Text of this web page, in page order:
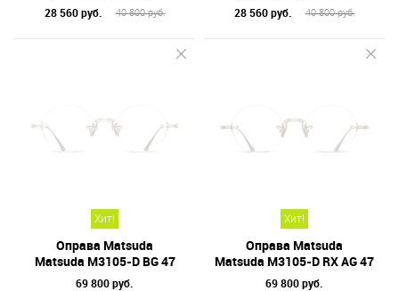
28 560 руб. 40 800 руб. 28 560 руб. 40 800 руб.
Хит!
Оправа Matsuda
Matsuda M3105-D BG 47
69 800 руб.
Хит!
Оправа Matsuda
Matsuda M3105-D RX AG 47
69 800 руб.